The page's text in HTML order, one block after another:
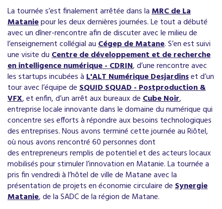
La tournée s’est finalement arrêtée dans laMRC de La
Mataniepour les deux dernières journées. Le tout a débuté
avec un dîner-rencontre afin de discuter avec le milieu de
l’enseignement collégial auCégep de Matane. S’en est suivi
une visite duCentre de développement et de recherche
en intelligence numérique - CDRIN, d’une rencontre avec
les startups incubées àL'ALT Numérique Desjardinset d’un
tour avec l’équipe deSQUID SQUAD - Postproduction &
VFX, et enfin, d’un arrêt aux bureaux deCube Noir,
entreprise locale innovante dans le domaine du numérique qui
concentre ses efforts à répondre aux besoins technologiques
des entreprises. Nous avons terminé cette journée au Riôtel,
où nous avons rencontré 60 personnes dont
des entrepreneurs remplis de potentiel et des acteurs locaux
mobilisés pour stimuler l’innovation en Matanie. La tournée a
pris fin vendredi à l’hôtel de ville de Matane avec la
présentation de projets en économie circulaire deSynergie
Matanie, de la SADC de la région de Matane.